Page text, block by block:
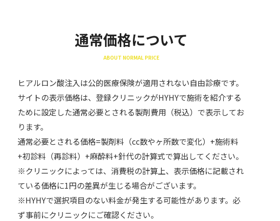
通常価格について
ABOUT NORMAL PRICE
ヒアルロン酸注入は公的医療保険が適用されない自由診療です。
サイトの表示価格は、登録クリニックがHYHYで施術を紹介する
ために設定した通常必要とされる製剤費用（税込）で表示してお
ります。
通常必要とされる価格=製剤料（cc数やヶ所数で変化）+施術料
+初診料（再診料）+麻酔料+針代の計算式で算出してください。
※クリニックによっては、消費税の計算上、表示価格に記載され
ている価格に1円の差異が生じる場合がございます。
※HYHYで選択項目のない料金が発生する可能性があります。必
ず事前にクリニックにご確認ください。